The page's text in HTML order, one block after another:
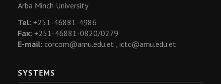
Arba Minch University
Tel: +251-46881-4986
Fax: +251-46881-0820/0279
E-mail: corcom@amu.edu.et , ictc@amu.edu.et
SYSTEMS